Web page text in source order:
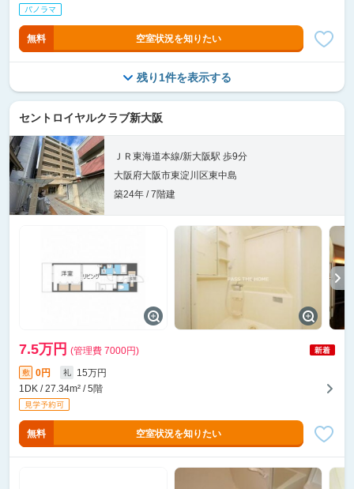
無料 空室状況を知りたい
残り1件を表示する
セントロイヤルクラブ新大阪
ＪＲ東海道本線/新大阪駅 歩9分
大阪府大阪市東淀川区東中島
築24年 / 7階建
7.5万円 (管理費 7000円)
敷 0円 礼
15万円
1DK / 27.34m² / 5階
無料 空室状況を知りたい